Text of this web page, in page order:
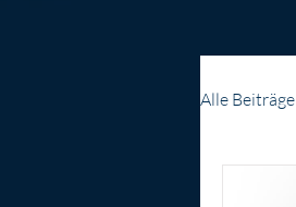
Alle Beiträge